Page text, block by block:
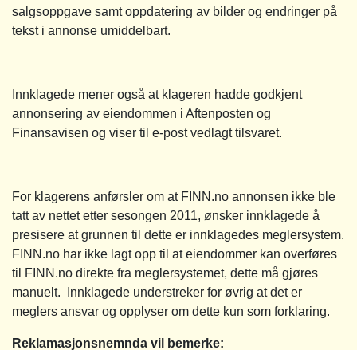
salgsoppgave samt oppdatering av bilder og endringer på
tekst i annonse umiddelbart.
Innklagede mener også at klageren hadde godkjent
annonsering av eiendommen i Aftenposten og
Finansavisen og viser til e-post vedlagt tilsvaret.
For klagerens anførsler om at FINN.no annonsen ikke ble
tatt av nettet etter sesongen 2011, ønsker innklagede å
presisere at grunnen til dette er innklagedes meglersystem.
FINN.no har ikke lagt opp til at eiendommer kan overføres
til FINN.no direkte fra meglersystemet, dette må gjøres
manuelt. Innklagede understreker for øvrig at det er
meglers ansvar og opplyser om dette kun som forklaring.
Reklamasjonsnemnda vil bemerke: